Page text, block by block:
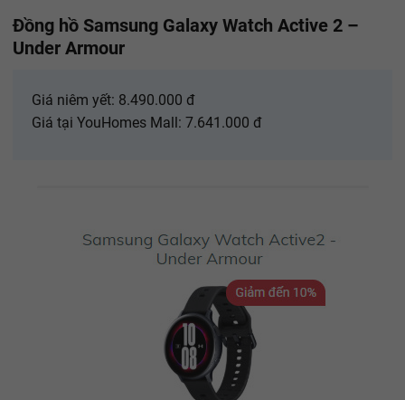
Đồng hồ Samsung Galaxy Watch Active 2 –
Under Armour
Giá niêm yết: 8.490.000 đ
Giá tại YouHomes Mall: 7.641.000 đ